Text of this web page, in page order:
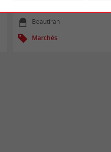
Beautiran
Marchés